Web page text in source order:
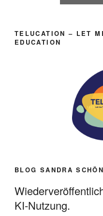
TELUCATION – LET
EDUCATION
BLOG SANDRA SCHÖN
KI-Nutzung.